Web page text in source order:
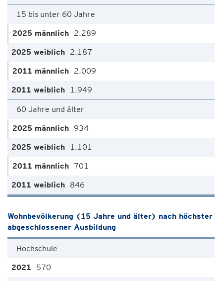
15 bis unter 60 Jahre
2.289
2.187
2.009
1.949
60 Jahre und älter
934
1.101
701
846
Wohnbevölkerung (15 Jahre und älter) nach höchster
abgeschlossener Ausbildung
Hochschule
570